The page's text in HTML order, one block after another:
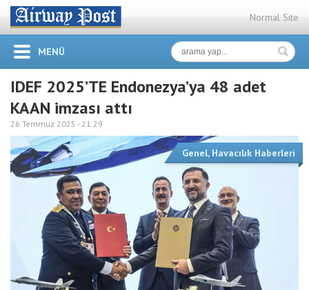
Normal Site
MENÜ
IDEF 2025’TE Endonezya’ya 48 adet
KAAN imzası attı
26 Temmuz 2025 -21:29
Genel, Havacılık Haberleri